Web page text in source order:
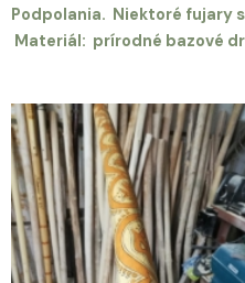
Podpolania. Niektoré fujary
Materiál: prírodné bazové